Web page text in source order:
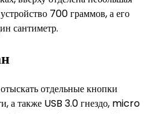
700 граммов, а его
сантиметр.
отдельные кнопки
а также USB 3.0 гнездо, micro